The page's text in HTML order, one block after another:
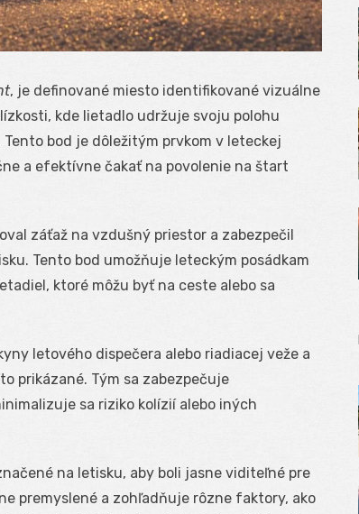
, je definované miesto identifikované vizuálne
kde lietadlo udržuje svoju polohu
bod je dôležitým prvkom v leteckej
a efektívne čakať na povolenie na štart
záťaž na vzdušný priestor a zabezpečil
Tento bod umožňuje leteckým posádkam
ktoré môžu byť na ceste alebo sa
letového dispečera alebo riadiacej veže a
prikázané. Tým sa zabezpečuje
sa riziko kolízií alebo iných
na letisku, aby boli jasne viditeľné pre
premyslené a zohľadňuje rôzne faktory, ako